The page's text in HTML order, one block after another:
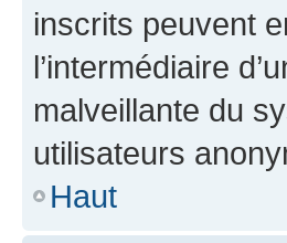
inscrits peuvent
l’intermédiaire
malveillante du
utilisateurs
Haut